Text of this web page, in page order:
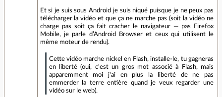
Et si je suis sous Android je suis niqué puisque je ne peux pas
télécharger la vidéo et que ça ne marche pas (soit la vidéo ne
charge pas soit ça fait cracher le navigateur — pas Firefox
Mobile, je parle d’Android Browser et ceux qui utilisent le
même moteur de rendu).
Cette vidéo marche nickel en Flash, installe-le, tu gagneras
en liberté (oui, c'est un gros mot associé à Flash, mais
apparemment moi j'ai en plus la liberté de ne pas
emmerder la terre entière quand je veux regarder une
vidéo sur le web).